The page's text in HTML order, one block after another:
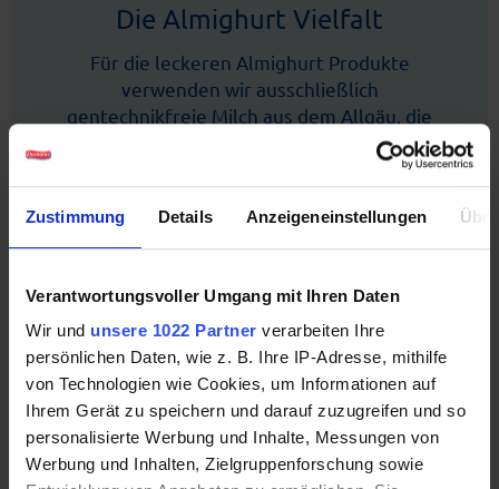
Zustimmung Details Anzeigeneinstellungen
Verantwortungsvoller Umgang mit Ihren Daten
Wir und unsere 1022 Partner verarbeiten Ihre
persönlichen Daten, wie z. B. Ihre IP-Adresse, mithilfe
von Technologien wie Cookies, um Informationen auf
Ihrem Gerät zu speichern und darauf zuzugreifen und so
personalisierte Werbung und Inhalte, Messungen von
Werbung und Inhalten, Zielgruppenforschung sowie
Die Almighurt Vielfalt
Für die leckeren Almighurt Produkte
verwenden wir ausschließlich
gentechnikfreie Milch aus dem Allgäu, die
wir von Familienbetrieben aus der
Umgebung beziehen. Diesen wertvollen
unserem cremigen und im Geschmack
einzigartigen Almighurt. In Kombination mit
Cerealien oder Schokolade entsteht hieraus
eine echter Joghurt-Genuss!